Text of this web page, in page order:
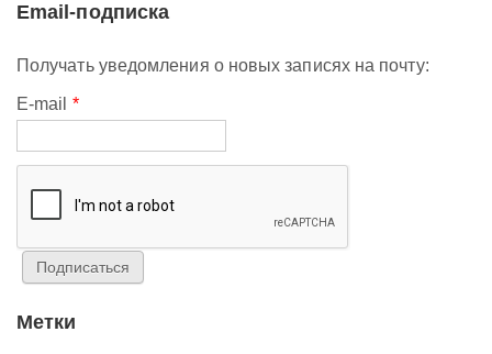
Email-подписка
Получать уведомления о новых записях на почту:
E-mail *
Метки